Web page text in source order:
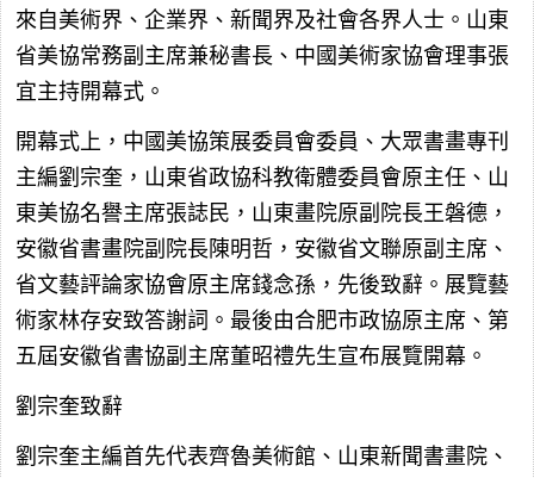
來自美術界、企業界、新聞界及社會各界人士。山東
省美協常務副主席兼秘書長、中國美術家協會理事張
宜主持開幕式。
開幕式上，中國美協策展委員會委員、大眾書畫專刊
主編劉宗奎，山東省政協科教衛體委員會原主任、山
東美協名譽主席張誌民，山東畫院原副院長王磐德，
安徽省書畫院副院長陳明哲，安徽省文聯原副主席、
省文藝評論家協會原主席錢念孫，先後致辭。展覽藝
術家林存安致答謝詞。最後由合肥市政協原主席、第
五屆安徽省書協副主席董昭禮先生宣布展覽開幕。
劉宗奎致辭
劉宗奎主編首先代表齊魯美術館、山東新聞書畫院、